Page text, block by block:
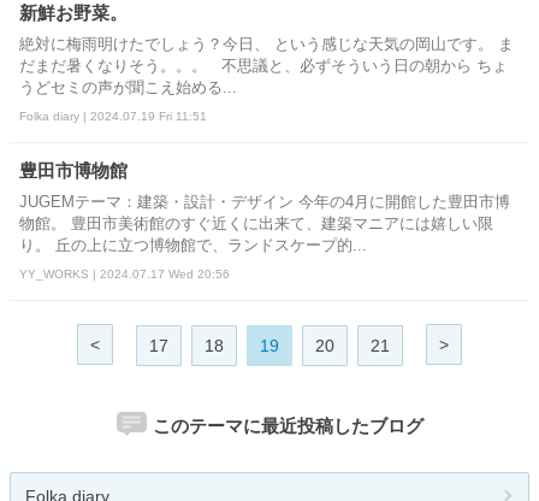
新鮮お野菜。
絶対に梅雨明けたでしょう？今日、 という感じな天気の岡山です。 ま
だまだ暑くなりそう。。。 不思議と、必ずそういう日の朝から ちょ
うどセミの声が聞こえ始める...
Folka diary | 2024.07.19 Fri 11:51
豊田市博物館
JUGEMテーマ：建築・設計・デザイン 今年の4月に開館した豊田市博
物館。 豊田市美術館のすぐ近くに出来て、建築マニアには嬉しい限
り。 丘の上に立つ博物館で、ランドスケープ的...
YY_WORKS | 2024.07.17 Wed 20:56
< 17 18 19 20 21 >
このテーマに最近投稿したブログ
Folka diary